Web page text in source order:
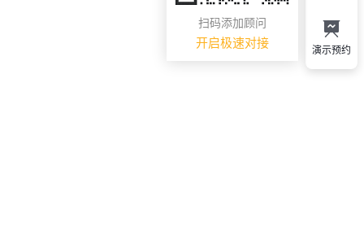
扫码添加顾问
开启极速对接 演示预约